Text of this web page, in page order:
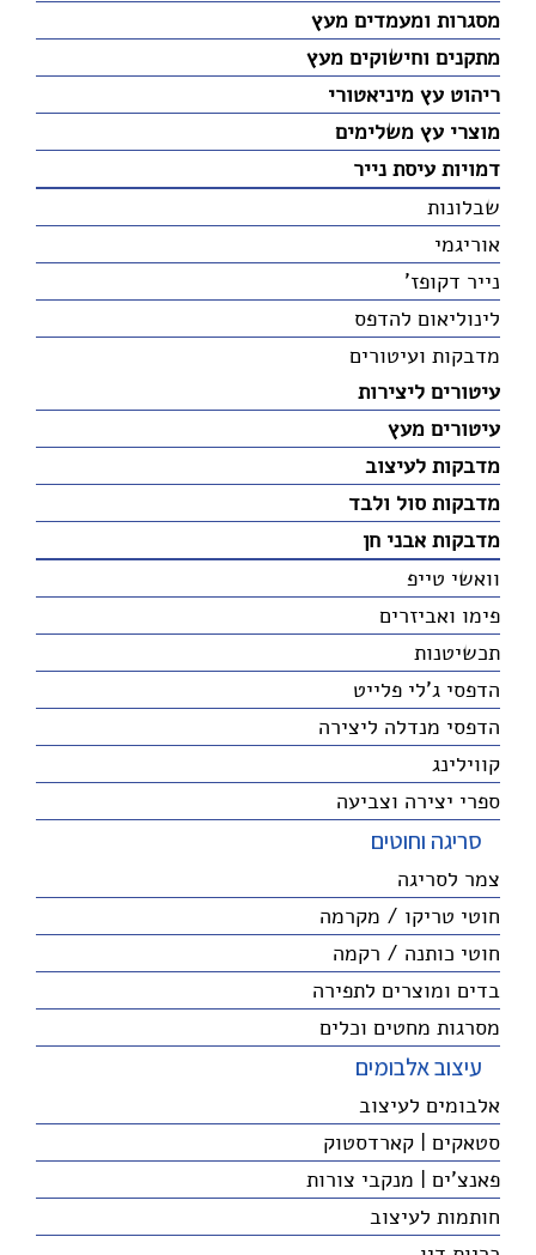
מסגרות ומעמדים מעץ
מתקנים וחישוקים מעץ
ריהוט עץ מיניאטורי
מוצרי עץ משלימים
דמויות עיסת נייר
שבלונות
אוריגמי
נייר דקופז'
לינוליאום להדפס
מדבקות ועיטורים
עיטורים ליצירות
עיטורים מעץ
מדבקות לעיצוב
מדבקות סול ולבד
מדבקות אבני חן
וואשי טייפ
פימו ואביזרים
תכשיטנות
הדפסי ג'לי פלייט
הדפסי מנדלה ליצירה
קווילינג
ספרי יצירה וצביעה
סריגה וחוטים
צמר לסריגה
חוטי טריקו / מקרמה
חוטי כותנה / רקמה
בדים ומוצרים לתפירה
מסרגות מחטים וכלים
עיצוב אלבומים
אלבומים לעיצוב
סטאקים | קארדסטוק
פאנצ'ים | מנקבי צורות
חותמות לעיצוב